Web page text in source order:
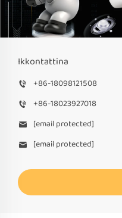
Ikkontattina
+86-18098121508
+86-18023927018
[email protected]
[email protected]